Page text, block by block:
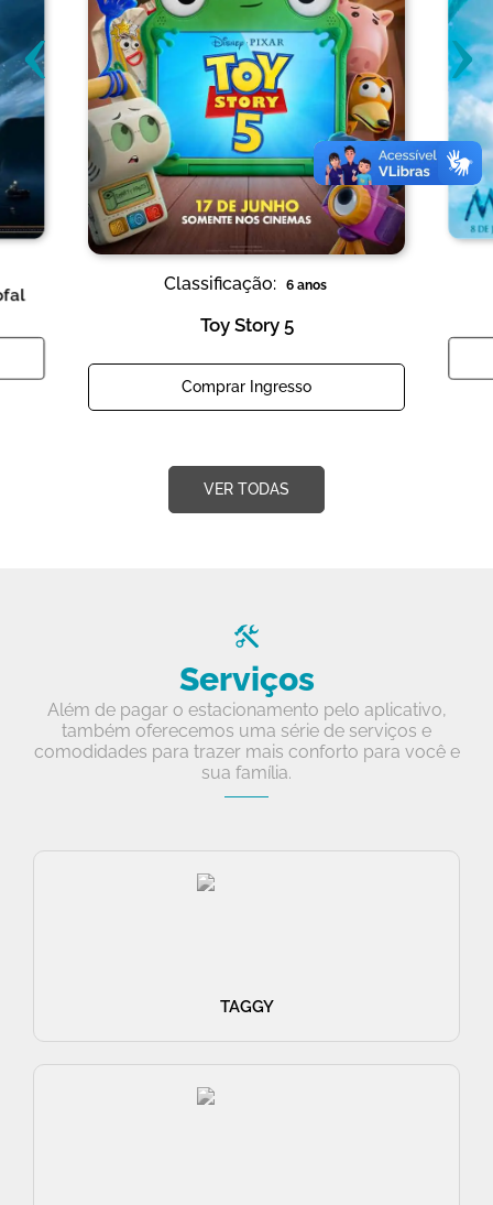
Classificação: 6 anos
Toy Story 5
Comprar Ingresso
‹ ›
VER TODAS
Serviços
Além de pagar o estacionamento pelo aplicativo,
também oferecemos uma série de serviços e
comodidades para trazer mais conforto para você e
sua família.
TAGGY